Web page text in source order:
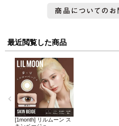
最近閲覧した商品
[1month] リルムーン ス